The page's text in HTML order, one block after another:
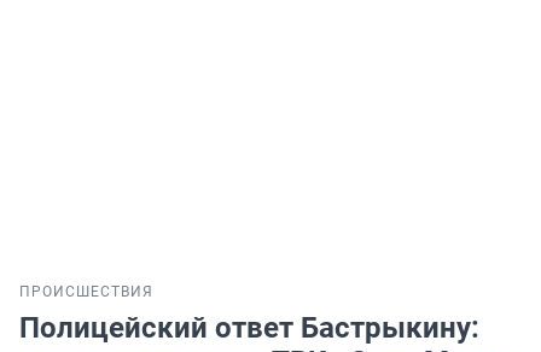
ПРОИСШЕСТВИЯ
Полицейский ответ Бастрыкину: